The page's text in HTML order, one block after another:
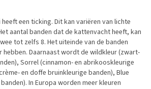
een ticking. Dit kan variëren van lichte
aantal banden dat de kattenvacht heeft, kan
tot zelfs 8. Het uiteinde van de banden
hebben. Daarnaast wordt de wildkleur (zwart-
Sorrel (cinnamon- en abrikooskleurige
en doffe bruinkleurige banden), Blue
In Europa worden meer kleuren